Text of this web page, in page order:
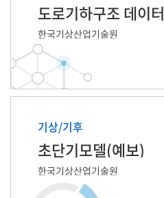
도로기하구조 데이터
한국기상산업기술원
기상/기후
초단기모델(예보)
한국기상산업기술원